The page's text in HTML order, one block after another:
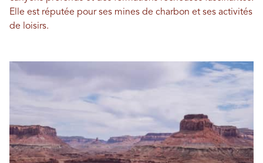
Elle est réputée pour ses mines de charbon et ses activités
de loisirs.